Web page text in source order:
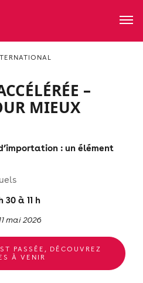
–
MIEUX
: un élément
30 à 11 h
mai 2026
PASSÉE, DÉCOUVREZ
À VENIR